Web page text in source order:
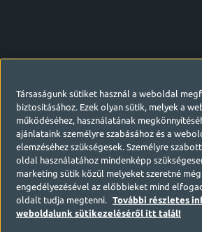
Társaságunk sütiket használ a weboldal
biztosításához. Ezek olyan sütik, melyek a
működéséhez, használatának
ajánlataink személyre szabásához és a
elemzéséhez szükségesek. Személyre
oldal használatához mindenképp
marketing sütik közül melyeket szeretné
engedélyezésével az előbbieket mind
oldalt tudja megtenni.
További részletes
weboldalunk sütikezeléséről itt talál!